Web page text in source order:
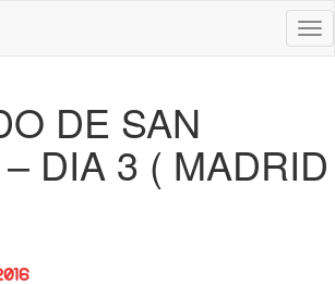
DE SAN
DIA 3 ( MADRID